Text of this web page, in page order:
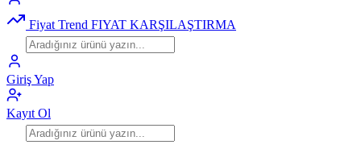
Fiyat Trend FIYAT KARŞILAŞTIRMA
Giriş Yap
Kayıt Ol